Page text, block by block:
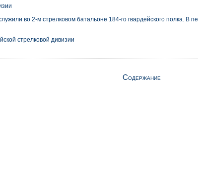
во 2-м стрелковом батальоне 184-го гвардейского
стрелковой дивизии
Содержание